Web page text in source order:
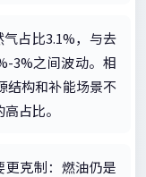
占比3.1%，与去
3%之间波动。相
结构和补能场景不
占比。
克制：燃油仍是